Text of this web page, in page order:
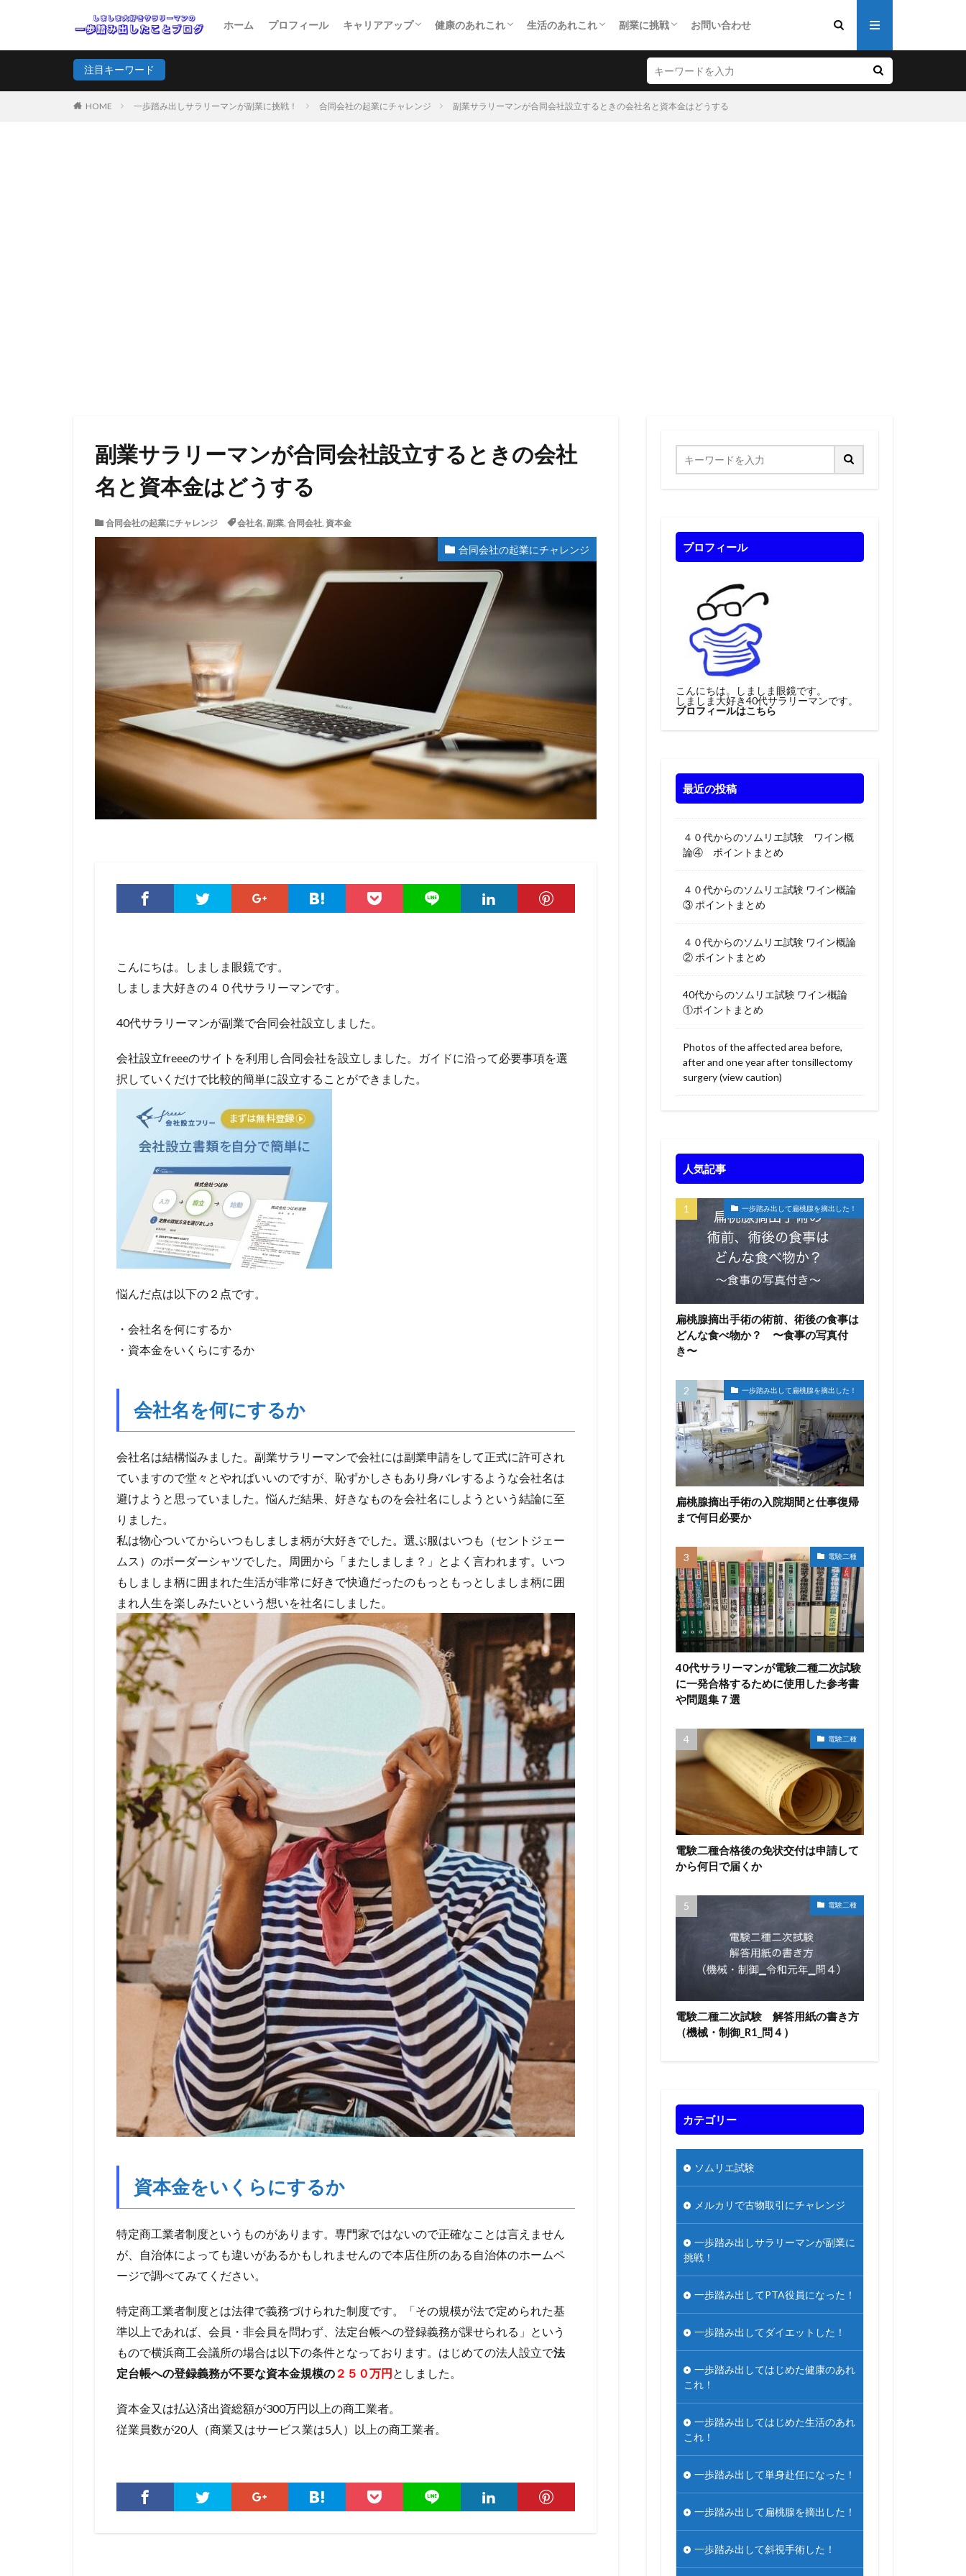
ホーム プロフィール キャリアアップ 健康のあれこれ 生活のあれこれ 副業に挑戦
投資にチャレンジ
メルカリで古物取引にチャレンジ
個人事業主開業にチャレンジ
合同会社の起業にチャレンジ
お問い合わせ
注目キーワード
HOME 一歩踏み出しサラリーマンが副業に挑戦！ 合同会社の起業にチャレンジ 副業サラリーマンが合同会社設立するときの会社名と資本金はどうする
副業サラリーマンが合同会社設立するときの会社
名と資本金はどうする
合同会社の起業にチャレンジ 会社名, 副業, 合同会社, 資本金
合同会社の起業にチャレンジ
こんにちは。しましま眼鏡です。
しましま大好きの４０代サラリーマンです。
40代サラリーマンが副業で合同会社設立しました。
会社設立freeeのサイトを利用し合同会社を設立しました。ガイドに沿って必要事項を選
択していくだけで比較的簡単に設立することができました。
悩んだ点は以下の２点です。
・会社名を何にするか
・資本金をいくらにするか
会社名を何にするか
会社名は結構悩みました。副業サラリーマンで会社には副業申請をして正式に許可され
ていますので堂々とやればいいのですが、恥ずかしさもあり身バレするような会社名は
避けようと思っていました。悩んだ結果、好きなものを会社名にしようという結論に至
りました。
私は物心ついてからいつもしましま柄が大好きでした。選ぶ服はいつも（セントジェー
ムス）のボーダーシャツでした。周囲から「またしましま？」とよく言われます。いつ
もしましま柄に囲まれた生活が非常に好きで快適だったのもっともっとしましま柄に囲
まれ人生を楽しみたいという想いを社名にしました。
資本金をいくらにするか
特定商工業者制度というものがあります。専門家ではないので正確なことは言えません
が、自治体によっても違いがあるかもしれませんので本店住所のある自治体のホームペ
ージで調べてみてください。
特定商工業者制度とは法律で義務づけられた制度です。「その規模が法で定められた基
準以上であれば、会員・非会員を問わず、法定台帳への登録義務が課せられる」という
もので横浜商工会議所の場合は以下の条件となっております。はじめての法人設立で法
定台帳への登録義務が不要な資本金規模の ２５０万円 としました。
資本金又は払込済出資総額が300万円以上の商工業者。
従業員数が20人（商業又はサービス業は5人）以上の商工業者。
プロフィール
こんにちは。しましま眼鏡です。
しましま大好き40代サラリーマンです。
プロフィールはこちら
最近の投稿
４０代からのソムリエ試験 ワイン概
論④ ポイントまとめ
４０代からのソムリエ試験 ワイン概論
③ ポイントまとめ
４０代からのソムリエ試験 ワイン概論
② ポイントまとめ
40代からのソムリエ試験 ワイン概論
①ポイントまとめ
Photos of the affected area before,
after and one year after tonsillectomy
surgery (view caution)
人気記事
一歩踏み出して扁桃腺を摘出した！
扁桃腺摘出手術の術前、術後の食事は
どんな食べ物か？ 〜食事の写真付
き〜
一歩踏み出して扁桃腺を摘出した！
扁桃腺摘出手術の入院期間と仕事復帰
まで何日必要か
電験二種
40代サラリーマンが電験二種二次試験
に一発合格するために使用した参考書
や問題集７選
電験二種
電験二種合格後の免状交付は申請して
から何日で届くか
電験二種
電験二種二次試験 解答用紙の書き方
（機械・制御_R1_問４）
カテゴリー
ソムリエ試験
メルカリで古物取引にチャレンジ
一歩踏み出しサラリーマンが副業に
挑戦！
一歩踏み出してPTA役員になった！
一歩踏み出してダイエットした！
一歩踏み出してはじめた健康のあれ
これ！
一歩踏み出してはじめた生活のあれ
これ！
一歩踏み出して単身赴任になった！
一歩踏み出して扁桃腺を摘出した！
一歩踏み出して斜視手術した！